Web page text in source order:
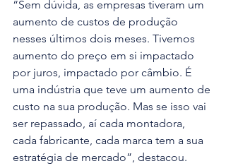
“Sem dúvida, as empresas tiveram um
aumento de custos de produção
nesses últimos dois meses. Tivemos
aumento do preço em si impactado
por juros, impactado por câmbio. É
uma indústria que teve um aumento de
custo na sua produção. Mas se isso vai
ser repassado, aí cada montadora,
cada fabricante, cada marca tem a sua
estratégia de mercado”, destacou.